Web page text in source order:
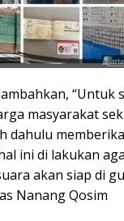
masyarakat
dahulu
ini di lakukan
akan siap di
Nanang Qosim